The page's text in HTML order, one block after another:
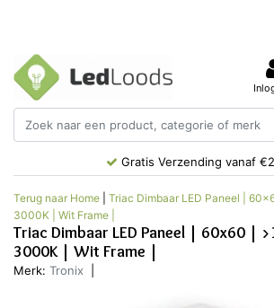
Gratis Verzending vanaf
Terug naar Home
Triac Dimbaar LED Paneel |
3000K | Wit Frame |
Triac Dimbaar LED Paneel | 60x60 |
3000K | Wit Frame |
Merk: Tronix